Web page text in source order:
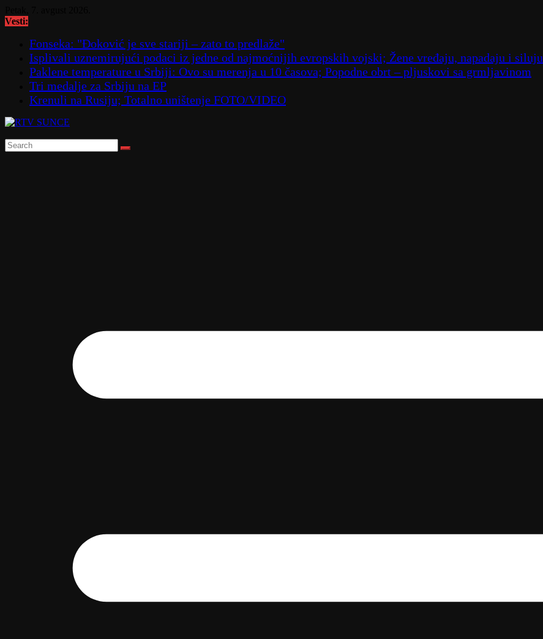
to
Vesti:
Fonseka: "Đoković je sve stariji – zato to predlaže"
Isplivali uznemirujući podaci iz jedne od najmoćnijih evropskih vojski; Žene vređaju, napadaju i siluju
Paklene temperature u Srbiji: Ovo su merenja u 10 časova; Popodne obrt – pljuskovi sa grmljavinom
Tri medalje za Srbiju na EP
Krenuli na Rusiju; Totalno uništenje FOTO/VIDEO